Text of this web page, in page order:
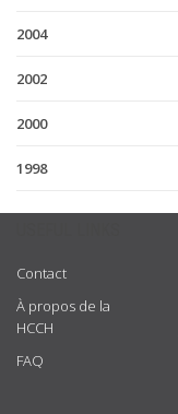
2004
2002
2000
1998
Contact
À propos de la
HCCH
FAQ